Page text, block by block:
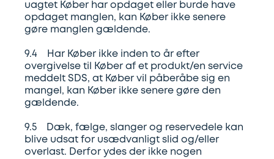
uagtet Køber har opdaget eller burde have
opdaget manglen, kan Køber ikke senere
gøre manglen gældende.
9.4 Har Køber ikke inden to år efter
overgivelse til Køber af et produkt/en service
meddelt SDS, at Køber vil påberåbe sig en
mangel, kan Køber ikke senere gøre den
gældende.
9.5 Dæk, fælge, slanger og reservedele kan
blive udsat for usædvanligt slid og/eller
overlast. Derfor ydes der ikke nogen